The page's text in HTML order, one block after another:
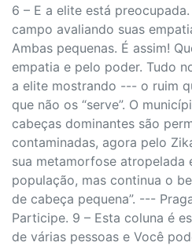
6 – E a elite está
campo avaliando suas
Ambas pequenas. É assim!
empatia e pelo poder. Tudo
a elite mostrando --- o ruim
que não os “serve”. O
cabeças dominantes são
contaminadas, agora pelo
sua metamorfose atropelada
população, mas continua o
de cabeça pequena”. ---
Participe. 9 – Esta coluna é
de várias pessoas e Você